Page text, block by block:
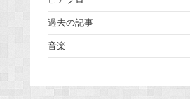
過去の記事
音楽